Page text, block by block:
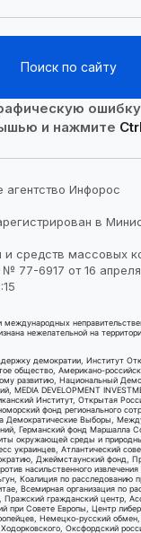
Поиск по сайту
ошибку
и нажмите
Инфорос
в
и средств массовых
77-6917 от 16